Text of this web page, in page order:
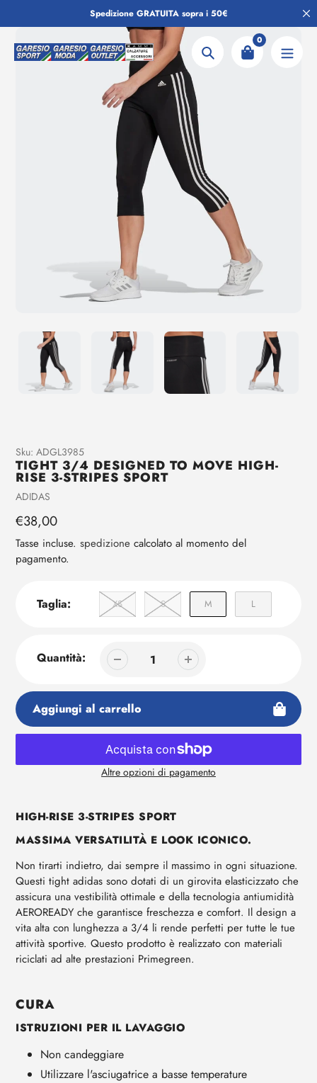
al
contenuto
Spedizione GRATUITA sopra i 50€
Ricerca
0
Aggiunta
di
prodotto
al
tuo
carrello
Sku: ADGL3985
TIGHT 3/4 DESIGNED TO MOVE HIGH-
RISE 3-STRIPES SPORT
Venditrice
ADIDAS
Prezzo
regolare
€38,00
Tasse incluse. spedizione calcolato al momento del
pagamento.
Taglia: XS S M L
Quantità:
Aggiungi al carrello
Altre opzioni di pagamento
prodotto
al
carrello
HIGH-RISE 3-STRIPES SPORT
MASSIMA VERSATILITÀ E LOOK ICONICO.
Non tirarti indietro, dai sempre il massimo in ogni situazione.
Questi tight adidas sono dotati di un girovita elasticizzato che
assicura una vestibilità ottimale e della tecnologia antiumidità
AEROREADY che garantisce freschezza e comfort. Il design a
vita alta con lunghezza a 3/4 li rende perfetti per tutte le tue
attività sportive. Questo prodotto è realizzato con materiali
riciclati ad alte prestazioni Primegreen.
CURA
ISTRUZIONI PER IL LAVAGGIO
Non candeggiare
Utilizzare l'asciugatrice a basse temperature